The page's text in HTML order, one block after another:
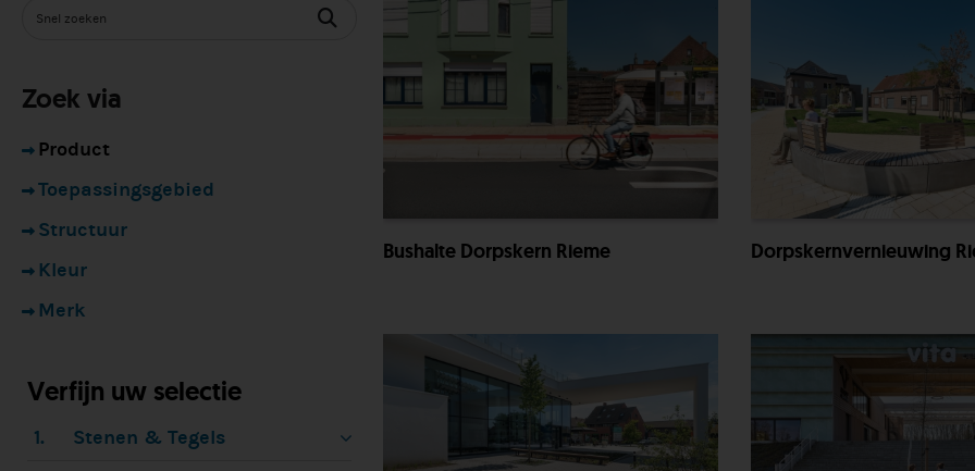
Zoek via
Product
Toepassingsgebied
Structuur
Kleur
Merk
Verfijn uw selectie
1.
Stenen & Tegels
Bushalte Dorpskern Rieme Dorpskernvernieuwing